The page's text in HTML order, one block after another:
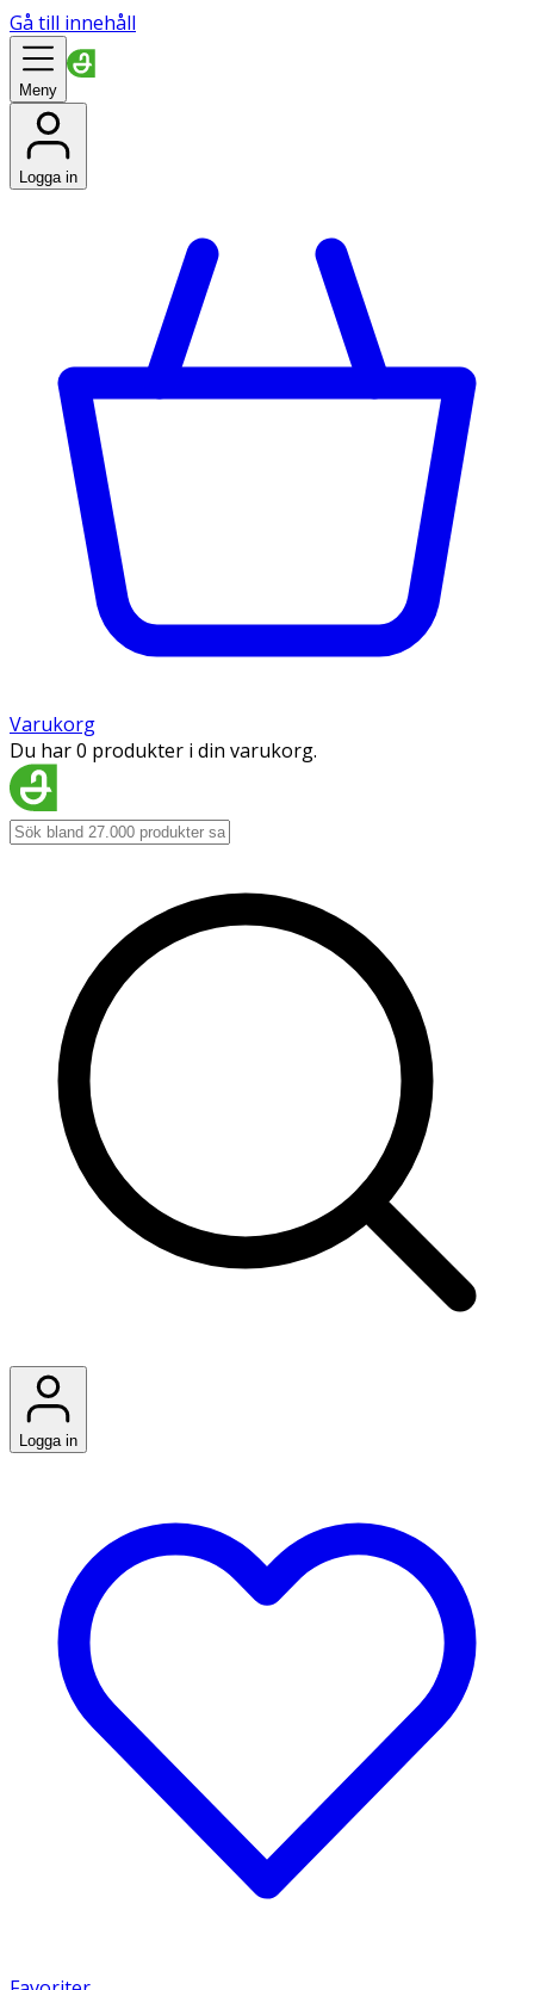
Gå till innehåll
Meny
Logga in
Varukorg
Du har 0 produkter i din varukorg.
Logga in